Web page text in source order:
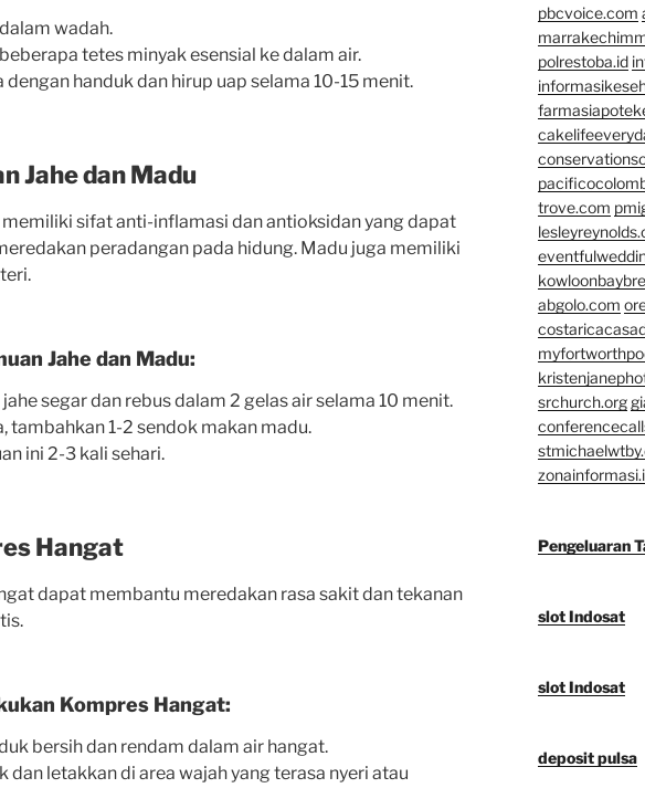
wadah.
tetes minyak esensial ke dalam air.
dengan handuk dan hirup uap selama 10-15 menit.
Jahe dan Madu
memiliki sifat anti-inflamasi dan antioksidan yang dapat
peradangan pada hidung. Madu juga memiliki
Jahe dan Madu:
segar dan rebus dalam 2 gelas air selama 10 menit.
tambahkan 1-2 sendok makan madu.
ini 2-3 kali sehari.
Hangat
dapat membantu meredakan rasa sakit dan tekanan
Kompres Hangat:
bersih dan rendam dalam air hangat.
dan letakkan di area wajah yang terasa nyeri atau
pbcvoice.com
polrestoba.id
trove.com
abgolo.com
srchurch.org
Pengeluaran
slot Indosat
slot Indosat
deposit pulsa